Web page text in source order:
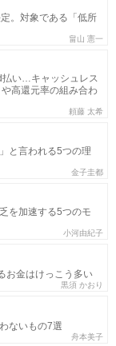
。対象である「低所
畠山 憲一
払い…キャッシュレス
高還元率の組み合わ
頼藤 太希
と言われる5つの理
金子圭都
を加速する5つのモ
小河由紀子
お金はけっこう多い
黒須 かおり
ないもの7選
舟本美子